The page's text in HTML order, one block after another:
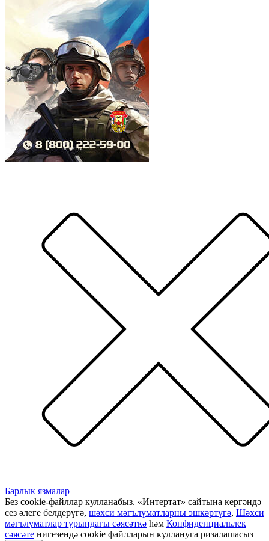
Барлык язмалар
Без cookie-файллар кулланабыз. «Интертат» сайтына кергәндә
сез әлеге белдерүгә, шәхси мәгълүматларны эшкәртүгә, Шәхси
мәгълүматлар турындагы сәясәткә һәм Конфиденциальлек
сәясәте нигезендә cookie файлларын куллануга ризалашасыз